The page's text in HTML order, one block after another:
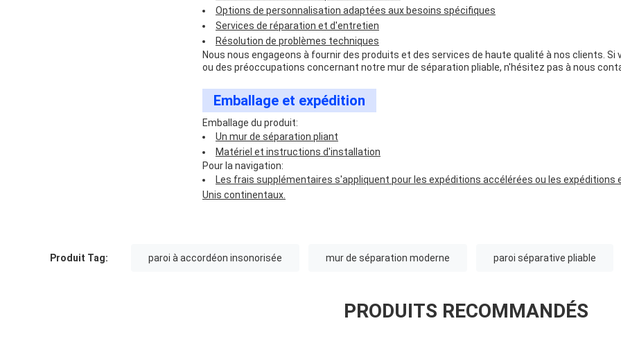
Options de personnalisation adaptées aux besoins spécifiques
Services de réparation et d'entretien
Résolution de problèmes techniques
Nous nous engageons à fournir des produits et des services de haute qualité à nos clients. Si
ou des préoccupations concernant notre mur de séparation pliable, n'hésitez pas à nous
Emballage et expédition
Emballage du produit:
Un mur de séparation pliant
Matériel et instructions d'installation
Pour la navigation:
Les frais supplémentaires s'appliquent pour les expéditions accélérées ou les expéditions
Unis continentaux.
Produit Tag: paroi à accordéon insonorisée mur de séparation moderne paroi séparative pliable
PRODUITS RECOMMANDÉS